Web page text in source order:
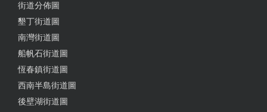
街道分佈圖
墾丁街道圖
南灣街道圖
船帆石街道圖
恆春鎮街道圖
西南半島街道圖
後壁湖街道圖